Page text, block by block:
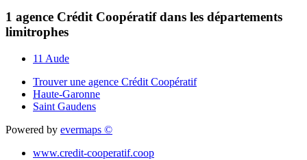
1 agence Crédit Coopératif dans les départements
limitrophes
11 Aude
Trouver une agence Crédit Coopératif
Haute-Garonne
Saint Gaudens
Powered by evermaps ©
www.credit-cooperatif.coop